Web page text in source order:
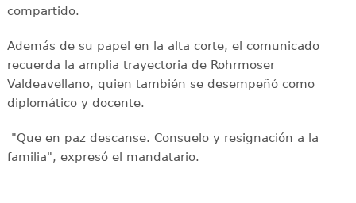
compartido.
Además de su papel en la alta corte, el comunicado
recuerda la amplia trayectoria de Rohrmoser
Valdeavellano, quien también se desempeñó como
diplomático y docente.
"Que en paz descanse. Consuelo y resignación a la
familia", expresó el mandatario.